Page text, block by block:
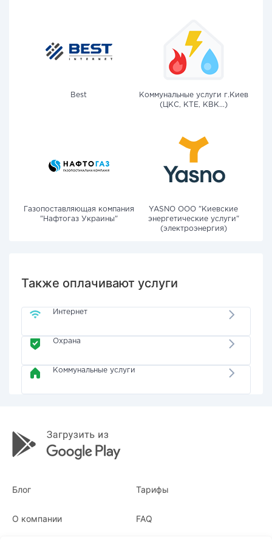
Best
Коммунальные услуги г.Киев
(ЦКС, КТЕ, КВК...)
Газопоставляющая компания
"Нафтогаз Украины"
YASNO OOO "Киевские
энергетические услуги"
(электроэнергия)
Также оплачивают услуги
Интернет
Охрана
Коммунальные услуги
Блог Тарифы
О компании FAQ